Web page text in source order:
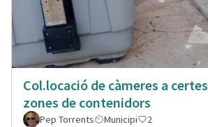
Col.locació de càmeres a certes
zones de contenidors
Pep Torrents Municipi 2